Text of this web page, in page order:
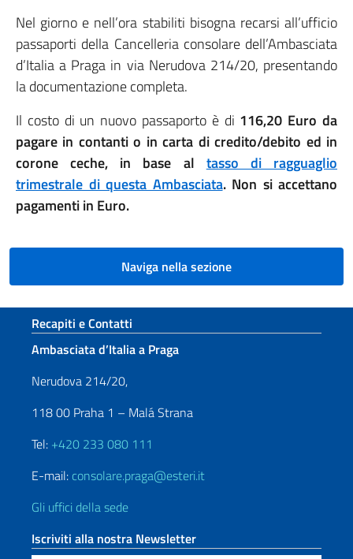
Nel giorno e nell’ora stabiliti bisogna recarsi all’ufficio
passaporti della Cancelleria consolare dell’Ambasciata
d’Italia a Praga in via Nerudova 214/20, presentando
la documentazione completa.
Il costo di un nuovo passaporto è di 116,20 Euro da
pagare in contanti o in carta di credito/debito ed in
corone ceche, in base al tasso di ragguaglio
trimestrale di questa Ambasciata. Non si accettano
pagamenti in Euro.
Naviga nella sezione
Sezione footer
Recapiti e Contatti
Ambasciata d’Italia a Praga
Nerudova 214/20,
118 00 Praha 1 – Malá Strana
Tel: +420 233 080 111
E-mail: consolare.praga@esteri.it
Gli uffici della sede
Iscriviti alla nostra Newsletter